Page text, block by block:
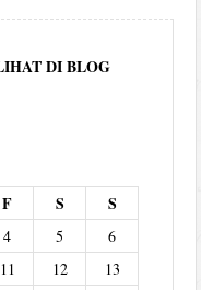
DI BLOG
F S S
4 5
6
11 12 13